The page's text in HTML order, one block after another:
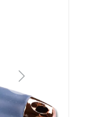
Next